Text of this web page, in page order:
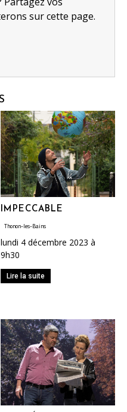
sur cette page.
IMPECCABLE
Thonon-les-Bains
lundi 4 décembre 2023 à
9h30
Lire la suite